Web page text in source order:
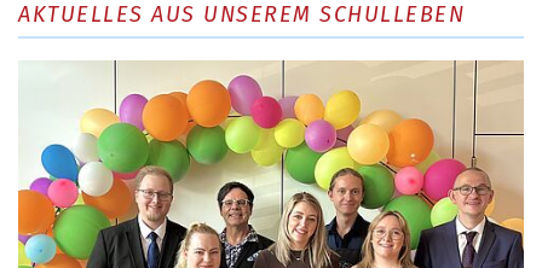
AKTUELLES AUS UNSEREM SCHULLEBEN